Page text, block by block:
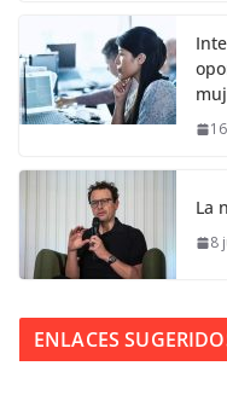
La
8
ENLACES